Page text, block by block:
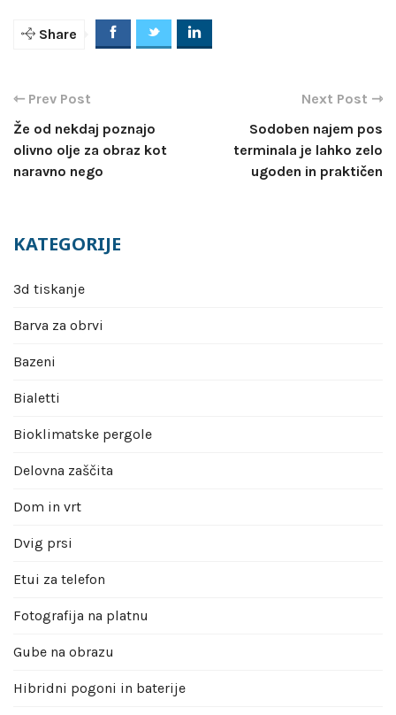
Share
Navigacija
prispevka
Že od nekdaj poznajo
olivno olje za obraz kot
naravno nego
Sodoben najem pos
terminala je lahko zelo
ugoden in praktičen
KATEGORIJE
3d tiskanje
Barva za obrvi
Bazeni
Bialetti
Bioklimatske pergole
Delovna zaščita
Dom in vrt
Dvig prsi
Etui za telefon
Fotografija na platnu
Gube na obrazu
Hibridni pogoni in baterije